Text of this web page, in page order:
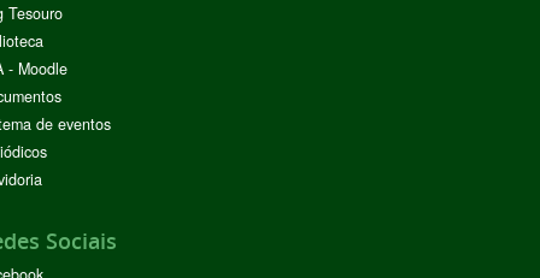
Tesouro
- Moodle
de eventos
Sociais